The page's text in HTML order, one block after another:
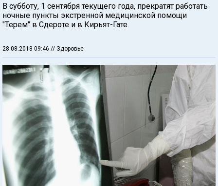
В субботу, 1 сентября текущего года, прекратят работать
ночные пункты экстренной медицинской помощи
"Терем" в Сдероте и в Кирьят-Гате.
28.08.2018 09:46 // Здоровье